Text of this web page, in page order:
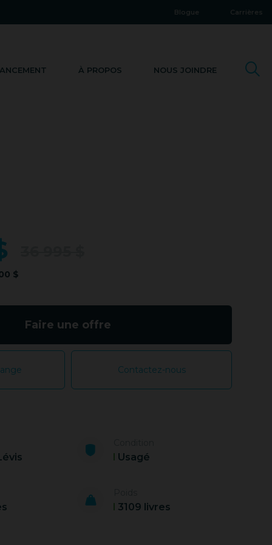
Blogue Carrières
À PROPOS NOUS JOINDRE
$
Faire une offre
Contactez-nous
Usagé
3109 livres